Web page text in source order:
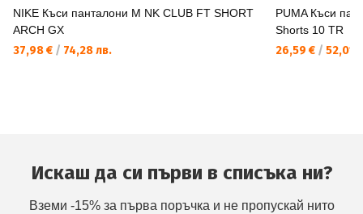
NIKE Къси панталони M NK CLUB FT SHORT
ARCH GX
37,98 € / 74,28 лв.
PUMA Къси
Shorts 10 TR
26,59 € / 52,01
Искаш да си първи в списъка ни?
Вземи -15% за първа поръчка и не пропускай нито